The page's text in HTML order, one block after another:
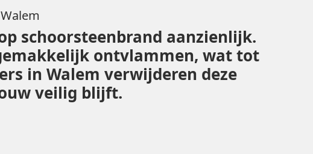
schoorsteenbrand aanzienlijk.
ontvlammen, wat tot
in Walem verwijderen deze
veilig blijft.